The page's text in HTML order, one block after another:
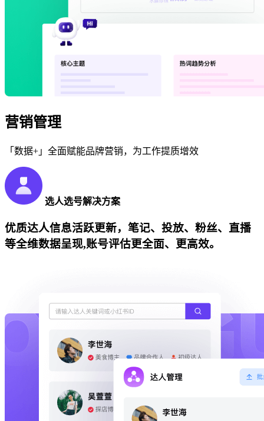
营销管理
「数据+」全面赋能品牌营销，为工作提质增效
选人选号解决方案
优质达人信息活跃更新，笔记、投放、粉丝、直播
等全维数据呈现,账号评估更全面、更高效。